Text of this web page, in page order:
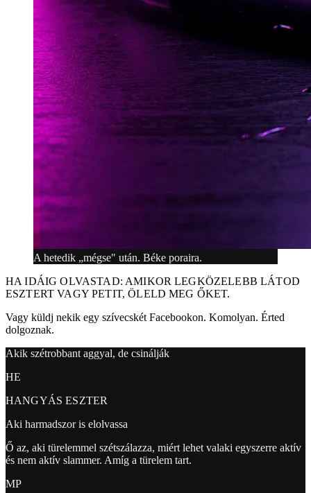
A hetedik „mégse" után. Béke poraira.
HA IDÁIG OLVASTAD: AMIKOR LEGKÖZELEBB LÁTOD
ESZTERT VAGY PETIT, ÖLELD MEG ŐKET.
Vagy küldj nekik egy szívecskét Facebookon. Komolyan. Érted
dolgoznak.
Akik szétrobbant aggyal, de csinálják
HE
HANGYÁS ESZTER
Aki harmadszor is elolvassa
Ő az, aki türelemmel szétszálazza, miért lehet valaki egyszerre aktív
és nem aktív slammer. Amíg a türelem tart.
MP